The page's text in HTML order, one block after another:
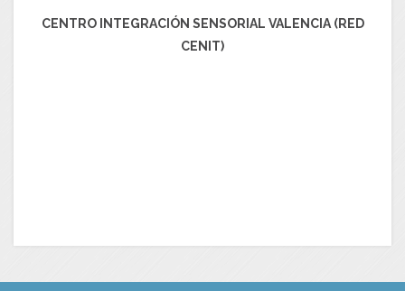
CENTRO INTEGRACIÓN SENSORIAL VALENCIA (RED
CENIT)